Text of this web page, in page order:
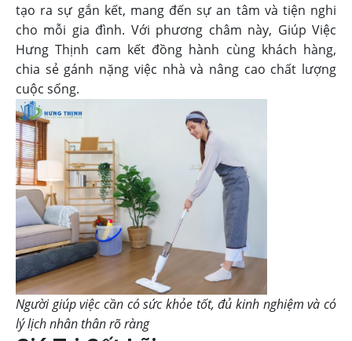
tạo ra sự gắn kết, mang đến sự an tâm và tiện nghi
cho mỗi gia đình. Với phương châm này, Giúp Việc
Hưng Thịnh cam kết đồng hành cùng khách hàng,
chia sẻ gánh nặng việc nhà và nâng cao chất lượng
cuộc sống.
Người giúp việc cần có sức khỏe tốt, đủ kinh nghiệm và có
lý lịch nhân thân rõ ràng